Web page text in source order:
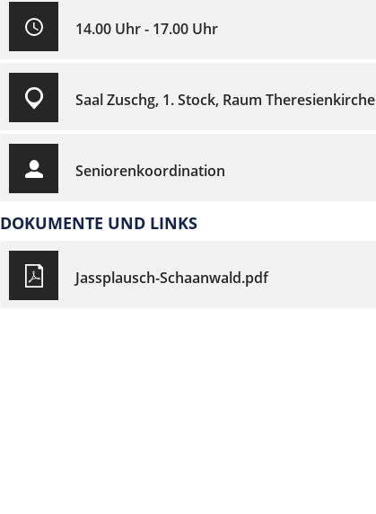
14.00 Uhr - 17.00 Uhr
Saal Zuschg, 1. Stock, Raum Theresienkirche
Seniorenkoordination
DOKUMENTE UND LINKS
Jassplausch-Schaanwald.pdf